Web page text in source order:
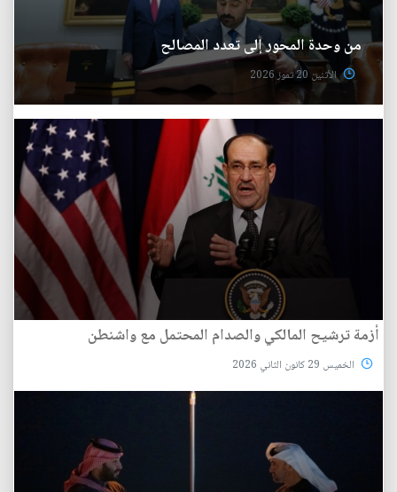
من وحدة المحور إلى تعدد المصالح
الأثنين 20 تموز 2026
أزمة ترشيح المالكي والصدام المحتمل مع واشنطن
الخميس 29 كانون الثاني 2026